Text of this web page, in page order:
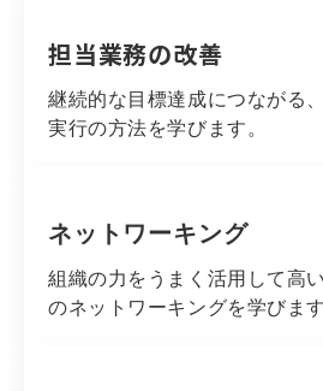
担当業務の改善
継続的な目標達成につながる
実行の方法を学びます。
ネットワーキング
組織の力をうまく活用して高
のネットワーキングを学びます